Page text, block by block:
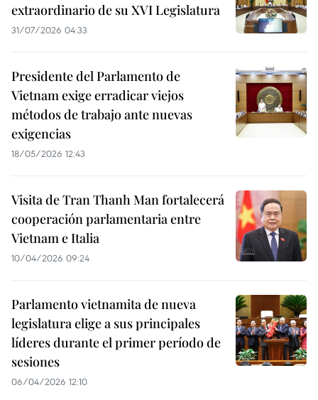
extraordinario de su XVI Legislatura
31/07/2026 04:33
Presidente del Parlamento de
Vietnam exige erradicar viejos
métodos de trabajo ante nuevas
exigencias
18/05/2026 12:43
Visita de Tran Thanh Man fortalecerá
cooperación parlamentaria entre
Vietnam e Italia
10/04/2026 09:24
Parlamento vietnamita de nueva
legislatura elige a sus principales
líderes durante el primer período de
sesiones
06/04/2026 12:10